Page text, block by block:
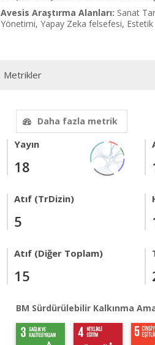
Avesis Araştırma Alanları: Sanat
Yönetimi, Yapay Zeka felsefesi, Estetik
Metrikler
Daha fazla metrik
Yayın
18
Atıf (TrDizin)
5
Atıf (Diğer Toplam)
15
BM Sürdürülebilir Kalkınma